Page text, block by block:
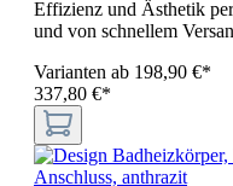
Effizienz und Ästhetik
und von schnellem
Varianten ab 198,90 €*
337,80 €*